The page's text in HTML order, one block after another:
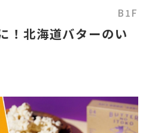
B1F
！北海道バターのい